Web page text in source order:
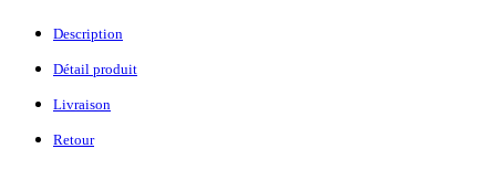
Description
Détail produit
Livraison
Retour